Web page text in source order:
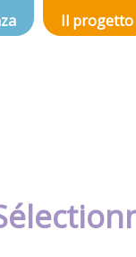
Il progetto